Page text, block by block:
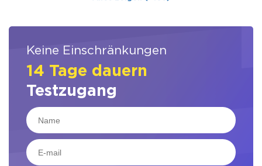
Keine Einschränkungen
14 Tage dauern
Testzugang